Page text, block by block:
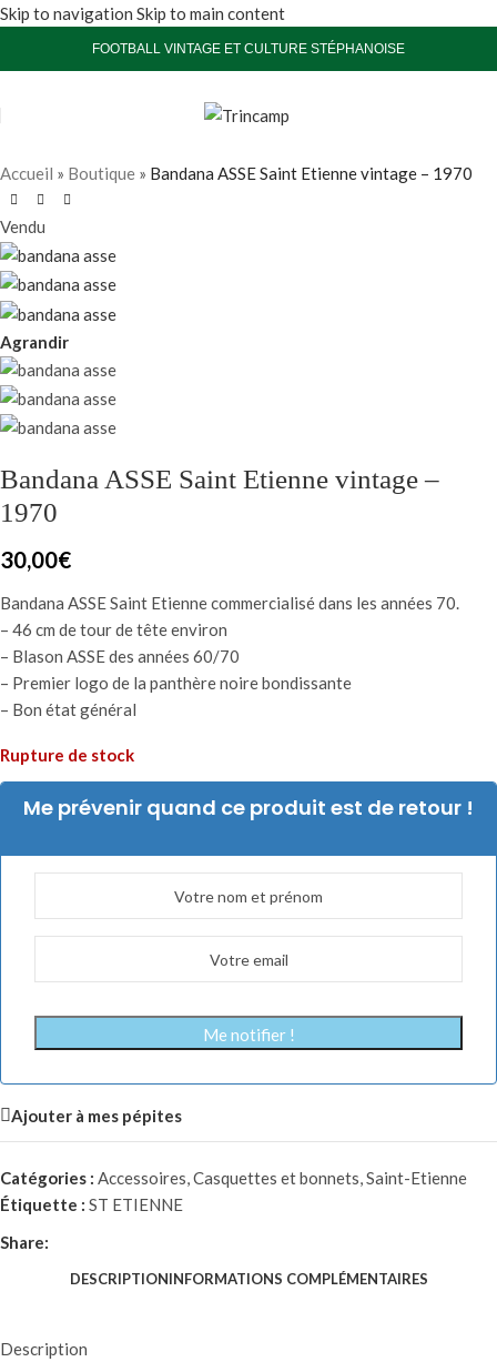
Skip to navigation Skip to main content
FOOTBALL VINTAGE ET CULTURE STÉPHANOISE
Accueil » Boutique » Bandana ASSE Saint Etienne vintage – 1970
Vendu
Agrandir
Bandana ASSE Saint Etienne vintage –
1970
30,00€
Bandana ASSE Saint Etienne commercialisé dans les années 70.
– 46 cm de tour de tête environ
– Blason ASSE des années 60/70
– Premier logo de la panthère noire bondissante
– Bon état général
Rupture de stock
Me prévenir quand ce produit est de retour !
Me notifier !
Ajouter à mes pépites
Catégories : Accessoires,Casquettes et bonnets,Saint-Etienne
Étiquette : ST ETIENNE
Share:
DESCRIPTIONINFORMATIONS COMPLÉMENTAIRES
Description